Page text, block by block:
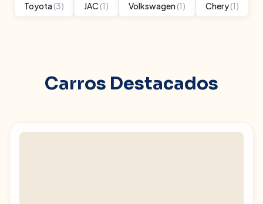
Toyota(3) JAC(1) Volkswagen(1) Chery(1)
Carros Destacados